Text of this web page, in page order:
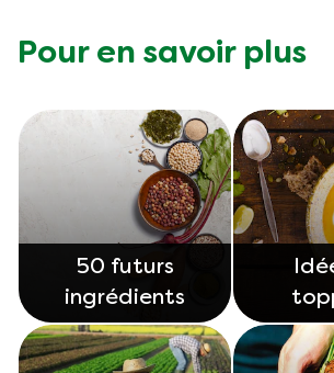
Pour en savoir plus
50 futurs
ingrédients